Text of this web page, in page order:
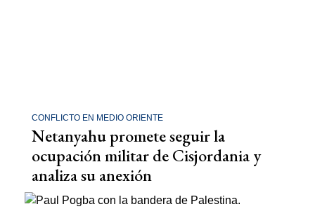
CONFLICTO EN MEDIO ORIENTE
Netanyahu promete seguir la
ocupación militar de Cisjordania y
analiza su anexión